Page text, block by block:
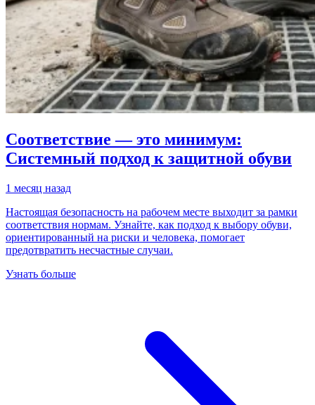
Соответствие — это минимум:
Системный подход к защитной обуви
1 месяц назад
Настоящая безопасность на рабочем месте выходит за рамки
соответствия нормам. Узнайте, как подход к выбору обуви,
ориентированный на риски и человека, помогает
предотвратить несчастные случаи.
Узнать больше